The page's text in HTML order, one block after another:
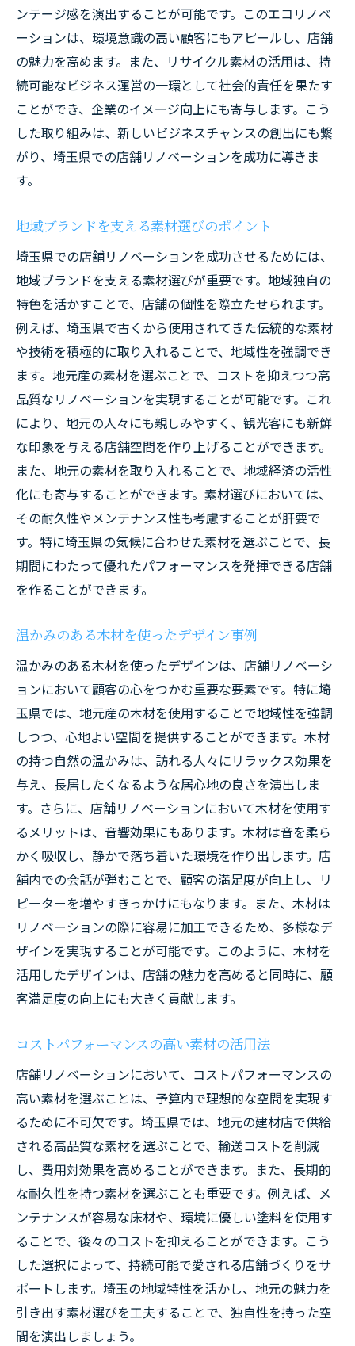
ンテージ感を演出することが可能です。このエコリノベ
ーションは、環境意識の高い顧客にもアピールし、店舗
の魅力を高めます。また、リサイクル素材の活用は、持
続可能なビジネス運営の一環として社会的責任を果たす
ことができ、企業のイメージ向上にも寄与します。こう
した取り組みは、新しいビジネスチャンスの創出にも繋
がり、埼玉県での店舗リノベーションを成功に導きま
す。
地域ブランドを支える素材選びのポイント
埼玉県での店舗リノベーションを成功させるためには、
地域ブランドを支える素材選びが重要です。地域独自の
特色を活かすことで、店舗の個性を際立たせられます。
例えば、埼玉県で古くから使用されてきた伝統的な素材
や技術を積極的に取り入れることで、地域性を強調でき
ます。地元産の素材を選ぶことで、コストを抑えつつ高
品質なリノベーションを実現することが可能です。これ
により、地元の人々にも親しみやすく、観光客にも新鮮
な印象を与える店舗空間を作り上げることができます。
また、地元の素材を取り入れることで、地域経済の活性
化にも寄与することができます。素材選びにおいては、
その耐久性やメンテナンス性も考慮することが肝要で
す。特に埼玉県の気候に合わせた素材を選ぶことで、長
期間にわたって優れたパフォーマンスを発揮できる店舗
を作ることができます。
温かみのある木材を使ったデザイン事例
温かみのある木材を使ったデザインは、店舗リノベーシ
ョンにおいて顧客の心をつかむ重要な要素です。特に埼
玉県では、地元産の木材を使用することで地域性を強調
しつつ、心地よい空間を提供することができます。木材
の持つ自然の温かみは、訪れる人々にリラックス効果を
与え、長居したくなるような居心地の良さを演出しま
す。さらに、店舗リノベーションにおいて木材を使用す
るメリットは、音響効果にもあります。木材は音を柔ら
かく吸収し、静かで落ち着いた環境を作り出します。店
舗内での会話が弾むことで、顧客の満足度が向上し、リ
ピーターを増やすきっかけにもなります。また、木材は
リノベーションの際に容易に加工できるため、多様なデ
ザインを実現することが可能です。このように、木材を
活用したデザインは、店舗の魅力を高めると同時に、顧
客満足度の向上にも大きく貢献します。
コストパフォーマンスの高い素材の活用法
店舗リノベーションにおいて、コストパフォーマンスの
高い素材を選ぶことは、予算内で理想的な空間を実現す
るために不可欠です。埼玉県では、地元の建材店で供給
される高品質な素材を選ぶことで、輸送コストを削減
し、費用対効果を高めることができます。また、長期的
な耐久性を持つ素材を選ぶことも重要です。例えば、メ
ンテナンスが容易な床材や、環境に優しい塗料を使用す
ることで、後々のコストを抑えることができます。こう
した選択によって、持続可能で愛される店舗づくりをサ
ポートします。埼玉の地域特性を活かし、地元の魅力を
引き出す素材選びを工夫することで、独自性を持った空
間を演出しましょう。